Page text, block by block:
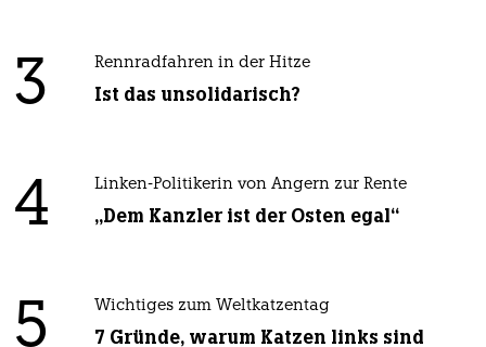
3 Rennradfahren in der Hitze
Ist das unsolidarisch?
4 Linken-Politikerin von Angern zur Rente
„Dem Kanzler ist der Osten egal“
5 Wichtiges zum Weltkatzentag
7 Gründe, warum Katzen links sind